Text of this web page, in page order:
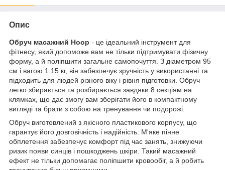
Опис
Обруч масажний Hoop - це ідеальний інструмент для
фітнесу, який допоможе вам не тільки підтримувати фізичну
форму, а й поліпшити загальне самопочуття. З діаметром 95
см і вагою 1.15 кг, він забезпечує зручність у використанні та
підходить для людей різного віку і рівня підготовки. Обруч
легко збирається та розбирається завдяки 8 секціям на
клямках, що дає змогу вам зберігати його в компактному
вигляді та брати з собою на тренування чи подорожі.
Обруч виготовлений з якісного пластикового корпусу, що
гарантує його довговічність і надійність. М'яке пінне
обплетення забезпечує комфорт під час занять, знижуючи
ризик появи синців і пошкоджень шкіри. Такий масажний
ефект не тільки допомагає поліпшити кровообіг, а й робить